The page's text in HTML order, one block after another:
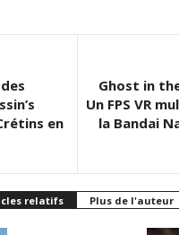
en
Ghost in
Un FPS VR
la Bandai
relatifs Plus de l'auteur